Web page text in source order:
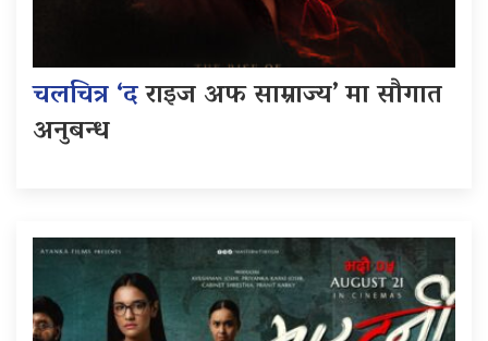
चलचित्र ‘दराइज अफ साम्राज्य’ मा सौगात
अनुबन्ध